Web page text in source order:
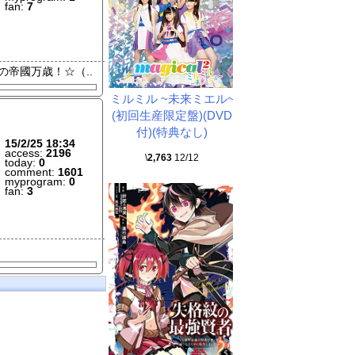
fan: 7
帝國万歳！ ☆（..
15/2/25 18:34
access: 2196
today: 0
comment: 1601
myprogram: 0
fan: 3
ミルミル ~未来ミエル~
(初回生産限定盤)(DVD
付)(特典なし)
\2,763 12/12